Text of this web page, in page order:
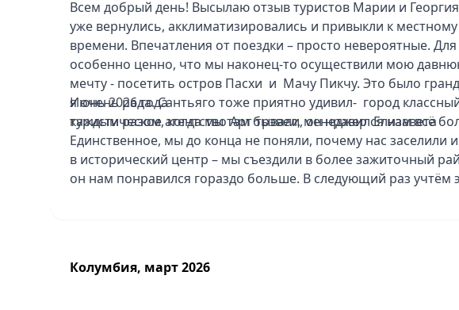
Всем добрый день! Высылаю отзыв туристов Марии и
уже вернулись, акклиматизировались и привыкли к местному
времени. Впечатления от поездки – просто невероятные.
особенно ценно, что мы наконец-то осуществили мою
мечту - посетить остров Пасхи и Мачу Пикчу. Это было
я очень рада. Сантьяго тоже приятно удивил- город
каждым разом, когда мы там бывали, он нравился нам всё
Единственное, мы до конца не поняли, почему нас заселили
в исторический центр – мы съездили в более зажиточный
он нам понравился гораздо больше. В следующий раз учтём
конечно, отдельное человеческое спасибо Елизавете и
Июнь 2026 года
туристическое агентство Арт трэвел, менеджер Елизавета
Колумбия, март 2026